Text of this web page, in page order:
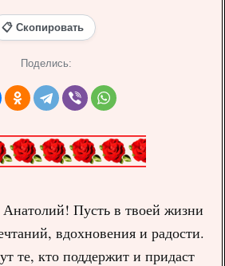
📋 Скопировать
Поделись:
Пусть в твоей жизни
вдохновения и радости.
те, кто поддержит и придаст